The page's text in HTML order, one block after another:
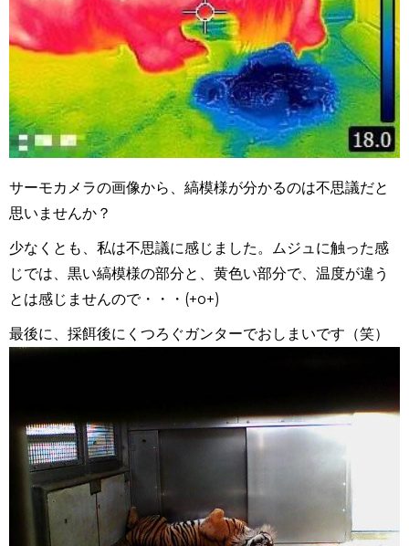
サーモカメラの画像から、縞模様が分かるのは不思議だと
思いませんか？
少なくとも、私は不思議に感じました。ムジュに触った感
じでは、黒い縞模様の部分と、黄色い部分で、温度が違う
とは感じませんので・・・(+o+)
最後に、採餌後にくつろぐガンターでおしまいです（笑）